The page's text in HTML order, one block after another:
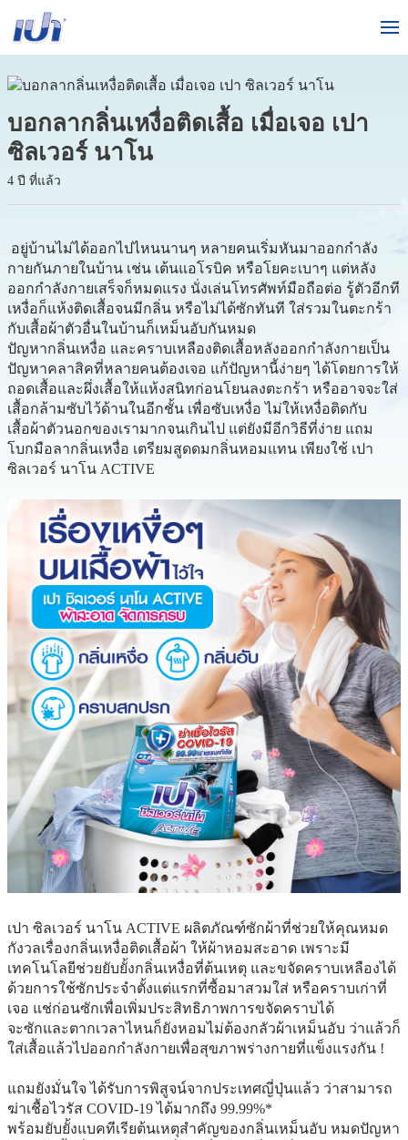
บอกลากลิ่นเหงื่อติดเสื้อ เมื่อเจอ เปา
ซิลเวอร์ นาโน
4 ปี ที่แล้ว
อยู่บ้านไม่ได้ออกไปไหนนานๆ หลายคนเริ่มหันมาออกกำลัง
กายกันภายในบ้าน เช่น เต้นแอโรบิค หรือโยคะเบาๆ แต่หลัง
ออกกำลังกายเสร็จก็หมดแรง นั่งเล่นโทรศัพท์มือถือต่อ รู้ตัวอีกที
เหงื่อก็แห้งติดเสื้อจนมีกลิ่น หรือไม่ได้ซักทันที ใส่รวมในตะกร้า
กับเสื้อผ้าตัวอื่นในบ้านก็เหม็นอับกันหมด
ปัญหากลิ่นเหงื่อ และคราบเหลืองติดเสื้อหลังออกกำลังกายเป็น
ปัญหาคลาสิคที่หลายคนต้องเจอ แก้ปัญหานี้ง่ายๆ ได้โดยการให้
ถอดเสื้อและผึ่งเสื้อให้แห้งสนิทก่อนโยนลงตะกร้า หรืออาจจะใส่
เสื้อกล้ามซับไว้ด้านในอีกชั้น เพื่อซับเหงื่อ ไม่ให้เหงื่อติดกับ
เสื้อผ้าตัวนอกของเรามากจนเกินไป แต่ยังมีอีกวิธีที่ง่าย แถม
โบกมือลากลิ่นเหงื่อ เตรียมสูดดมกลิ่นหอมแทน เพียงใช้ เปา
ซิลเวอร์ นาโน ACTIVE
เปา ซิลเวอร์ นาโน ACTIVE ผลิตภัณฑ์ซักผ้าที่ช่วยให้คุณหมด
กังวลเรื่องกลิ่นเหงื่อติดเสื้อผ้า ให้ผ้าหอมสะอาด เพราะมี
เทคโนโลยีช่วยยับยั้งกลิ่นเหงื่อที่ต้นเหตุ และขจัดคราบเหลืองได้
ด้วยการใช้ซักประจำตั้งแต่แรกที่ซื้อมาสวมใส่ หรือคราบเก่าที่
เจอ แช่ก่อนซักเพื่อเพิ่มประสิทธิภาพการขจัดคราบได้
จะซักและตากเวลาไหนก็ยังหอมไม่ต้องกลัวผ้าเหม็นอับ ว่าแล้วก็
ใส่เสื้อแล้วไปออกกำลังกายเพื่อสุขภาพร่างกายที่แข็งแรงกัน !
แถมยังมั่นใจ ได้รับการพิสูจน์จากประเทศญี่ปุ่นแล้ว ว่าสามารถ
ฆ่าเชื้อไวรัส COVID-19 ได้มากถึง 99.99%*
พร้อมยับยั้งแบคทีเรียต้นเหตุสำคัญของกลิ่นเหม็นอับ หมดปัญหา